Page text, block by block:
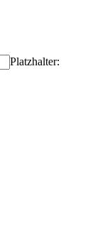
Platzhalter: